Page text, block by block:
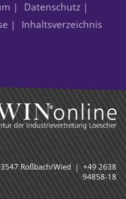
|
Datenschutz |
| Inhaltsverzeichnis
Roßbach/Wied | +49 2638
94858-18